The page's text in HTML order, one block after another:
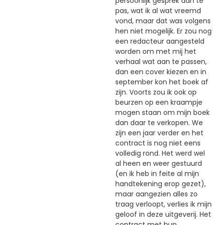
pas, wat ik al wat vreemd
vond, maar dat was volgens
hen niet mogelijk. Er zou nog
een redacteur aangesteld
worden om met mij het
verhaal wat aan te passen,
dan een cover kiezen en in
september kon het boek af
zijn. Voorts zou ik ook op
beurzen op een kraampje
mogen staan om mijn boek
dan daar te verkopen. We
zijn een jaar verder en het
contract is nog niet eens
volledig rond. Het werd wel
al heen en weer gestuurd
(en ik heb in feite al mijn
handtekening erop gezet),
maar aangezien alles zo
traag verloopt, verlies ik mijn
geloof in deze uitgeverij. Het